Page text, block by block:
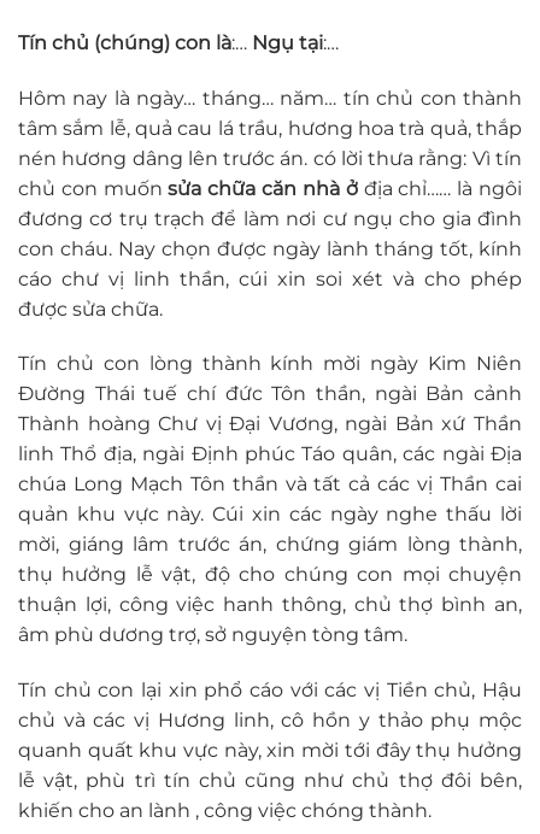
Tín chủ (chúng) con là:… Ngụ tại:…
Hôm nay là ngày… tháng… năm… tín chủ con thành
tâm sắm lễ, quả cau lá trầu, hương hoa trà quả, thắp
nén hương dâng lên trước án. có lời thưa rằng: Vì tín
chủ con muốnsửa chữa căn nhà ởđịa chỉ…… là ngôi
đương cơ trụ trạch để làm nơi cư ngụ cho gia đình
con cháu. Nay chọn được ngày lành tháng tốt, kính
cáo chư vị linh thần, cúi xin soi xét và cho phép
được sửa chữa.
Tín chủ con lòng thành kính mời ngày Kim Niên
Đường Thái tuế chí đức Tôn thần, ngài Bản cảnh
Thành hoàng Chư vị Đại Vương, ngài Bản xứ Thần
linh Thổ địa, ngài Định phúc Táo quân, các ngài Địa
chúa Long Mạch Tôn thần và tất cả các vị Thần cai
quản khu vực này. Cúi xin các ngày nghe thấu lời
mời, giáng lâm trước án, chứng giám lòng thành,
thụ hưởng lễ vật, độ cho chúng con mọi chuyện
thuận lợi, công việc hanh thông, chủ thợ bình an,
âm phù dương trợ, sở nguyện tòng tâm.
Tín chủ con lại xin phổ cáo với các vị Tiền chủ, Hậu
chủ và các vị Hương linh, cô hồn y thảo phụ mộc
quanh quất khu vực này, xin mời tới đây thụ hưởng
lễ vật, phù trì tín chủ cũng như chủ thợ đôi bên,
khiến cho an lành , công việc chóng thành.